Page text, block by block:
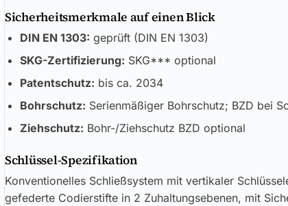
Sicherheitsmerkmale auf einen Blick
DIN EN 1303: geprüft (DIN EN 1303)
SKG-Zertifizierung: SKG*** optional
Patentschutz: bis ca. 2034
Bohrschutz: Serienmäßiger Bohrschutz; BZD bei
Ziehschutz: Bohr-/Ziehschutz BZD optional
Schlüssel-Spezifikation
Konventionelles Schließsystem mit vertikaler
gefederte Codierstifte in 2 Zuhaltungsebenen, mit